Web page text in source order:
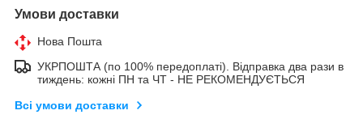
Умови доставки
Нова Пошта
УКРПОШТА (по 100% передоплаті). Відправка два рази в
тиждень: кожні ПН та ЧТ - НЕ РЕКОМЕНДУЄТЬСЯ
Всі умови доставки